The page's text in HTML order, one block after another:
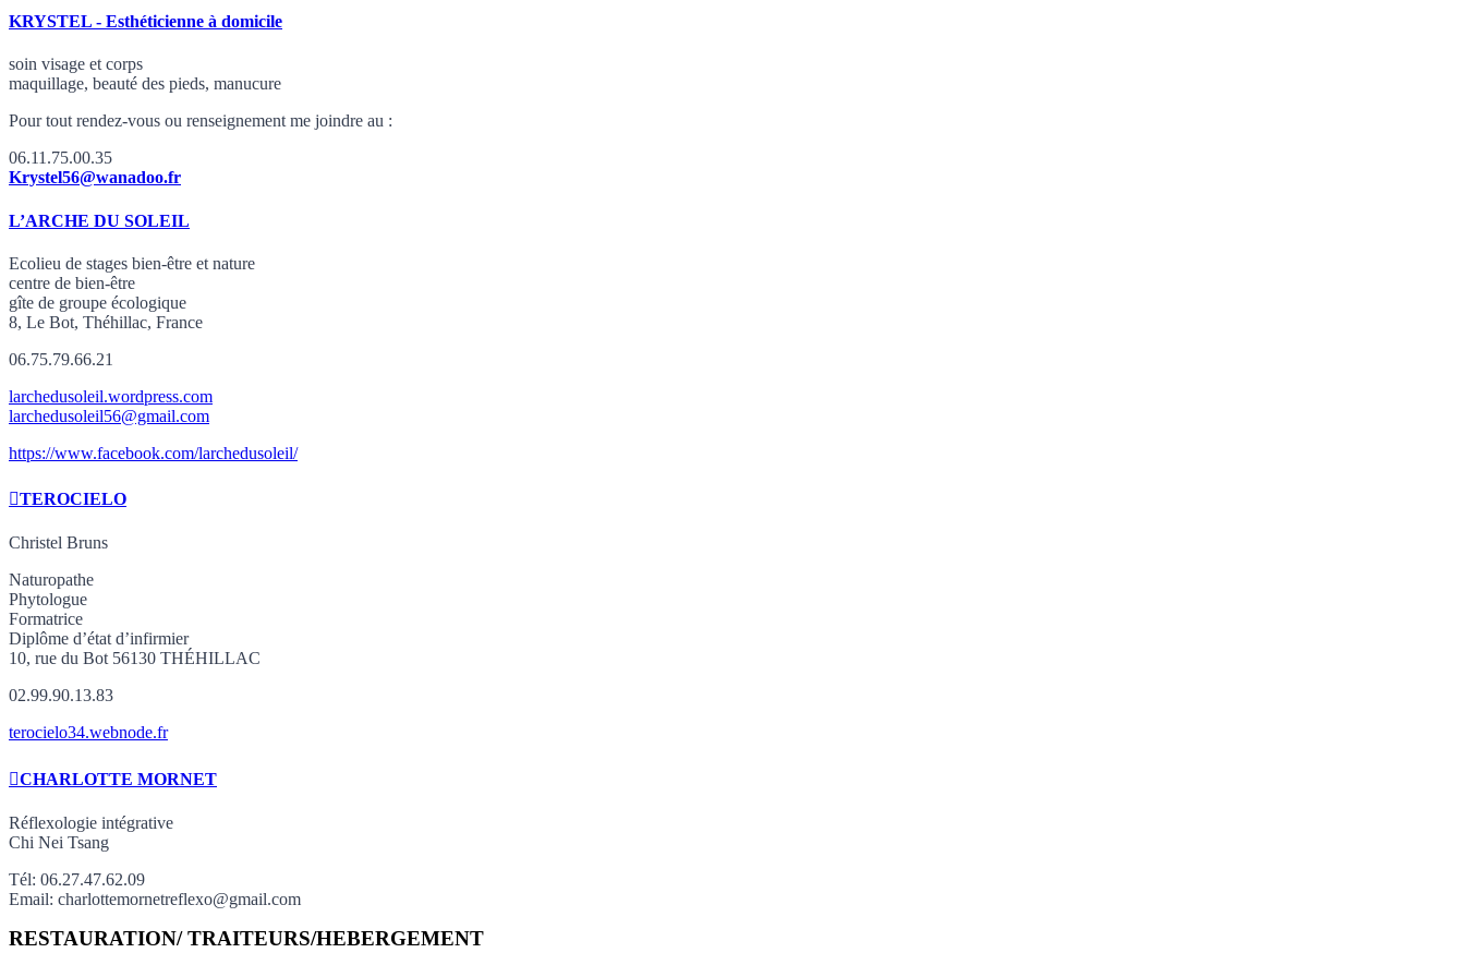
KRYSTEL - Esthéticienne à domicile
soin visage et corps
maquillage, beauté des pieds, manucure
Pour tout rendez-vous ou renseignement me joindre au :
06.11.75.00.35
Krystel56@wanadoo.fr
L’ARCHE DU SOLEIL
Ecolieu de stages bien-être et nature
centre de bien-être
gîte de groupe écologique
8, Le Bot, Théhillac, France
06.75.79.66.21
larchedusoleil.wordpress.com
larchedusoleil56@gmail.com
https://www.facebook.com/larchedusoleil/
TEROCIELO
Christel Bruns
Naturopathe
Phytologue
Formatrice
Diplôme d’état d’infirmier
10, rue du Bot 56130 THÉHILLAC
02.99.90.13.83
terocielo34.webnode.fr
CHARLOTTE MORNET
Réflexologie intégrative
Chi Nei Tsang
Tél: 06.27.47.62.09
Email: charlottemornetreflexo@gmail.com
RESTAURATION/ TRAITEURS/HEBERGEMENT